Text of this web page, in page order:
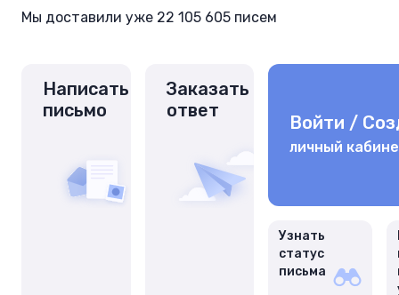
Мы доставили уже 22 105 605 писем
Написать
письмо
Заказать
ответ
Войти /
личный
Узнать
статус
письма